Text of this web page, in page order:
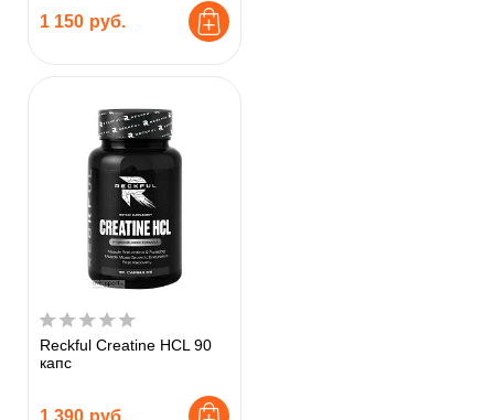
1 150 руб.
Reckful Creatine HCL 90
капс
1 390 руб.